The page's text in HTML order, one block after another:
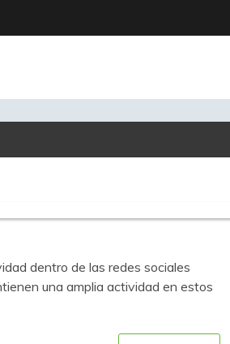
dentro de las redes sociales
una amplia actividad en estos